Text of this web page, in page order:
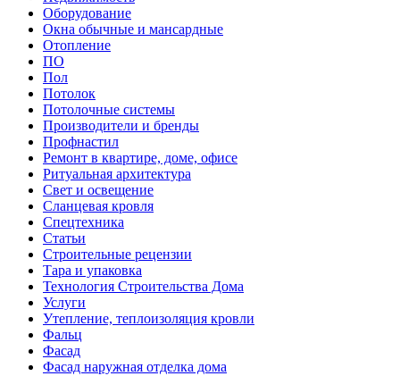
Оборудование
Окна обычные и мансардные
Отопление
ПО
Пол
Потолок
Потолочные системы
Производители и бренды
Профнастил
Ремонт в квартире, доме, офисе
Ритуальная архитектура
Свет и освещение
Сланцевая кровля
Спецтехника
Статьи
Строительные рецензии
Тара и упаковка
Технология Строительства Дома
Услуги
Утепление, теплоизоляция кровли
Фальц
Фасад
Фасад наружная отделка дома